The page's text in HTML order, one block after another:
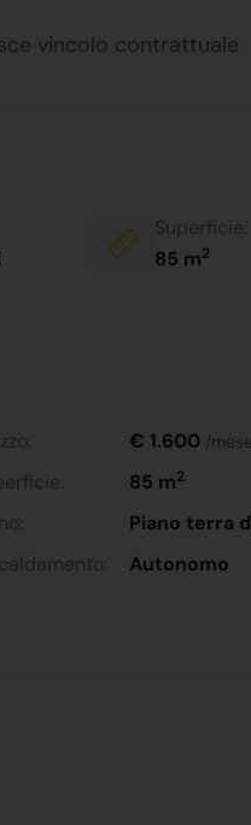
vincolo contrattuale
Superficie:
85 m2
€ 1.600 /mese
85 m2
Piano terra
Autonomo